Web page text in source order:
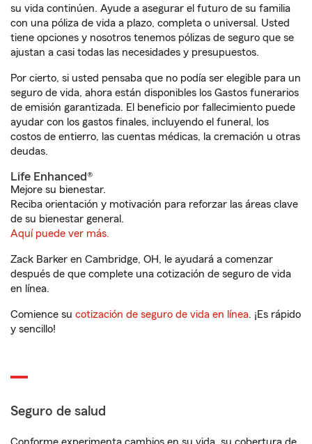
su vida continúen. Ayude a asegurar el futuro de su familia
con una póliza de vida a plazo, completa o universal. Usted
tiene opciones y nosotros tenemos pólizas de seguro que se
ajustan a casi todas las necesidades y presupuestos.
Por cierto, si usted pensaba que no podía ser elegible para un
seguro de vida, ahora están disponibles los Gastos funerarios
de emisión garantizada. El beneficio por fallecimiento puede
ayudar con los gastos finales, incluyendo el funeral, los
costos de entierro, las cuentas médicas, la cremación u otras
deudas.
Life Enhanced®
Mejore su bienestar.
Reciba orientación y motivación para reforzar las áreas clave
de su bienestar general.
Aquí puede ver más.
Zack Barker en Cambridge, OH, le ayudará a comenzar
después de que complete una cotización de seguro de vida
en línea.
Comience su cotización de seguro de vida en línea. ¡Es rápido
y sencillo!
Seguro de salud